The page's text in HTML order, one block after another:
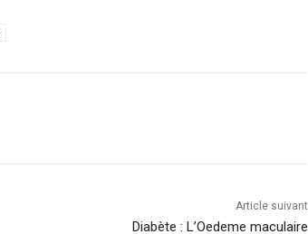
Article suivant
Diabète : L’Oedeme maculaire